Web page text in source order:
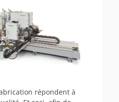
répondent à